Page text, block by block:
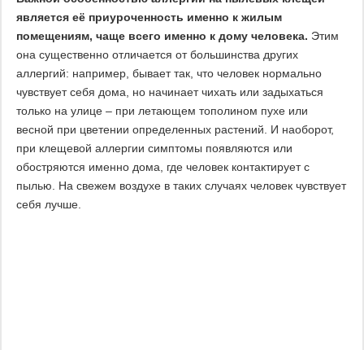
является её приуроченность именно к жилым
помещениям, чаще всего именно к дому человека. Этим
она существенно отличается от большинства других
аллергий: например, бывает так, что человек нормально
чувствует себя дома, но начинает чихать или задыхаться
только на улице – при летающем тополином пухе или
весной при цветении определенных растений. И наоборот,
при клещевой аллергии симптомы появляются или
обостряются именно дома, где человек контактирует с
пылью. На свежем воздухе в таких случаях человек чувствует
себя лучше.